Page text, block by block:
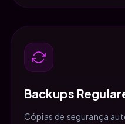
Backups
Cópias de segurança